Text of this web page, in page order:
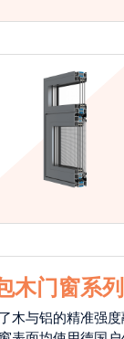
木门窗系列
木与铝的精准强